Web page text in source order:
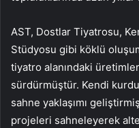
AST, Dostlar Tiyatrosu,
Stüdyosu gibi köklü
tiyatro alanındaki
sürdürmüştür. Kendi
sahne yaklaşımı
projeleri sahneleyerek